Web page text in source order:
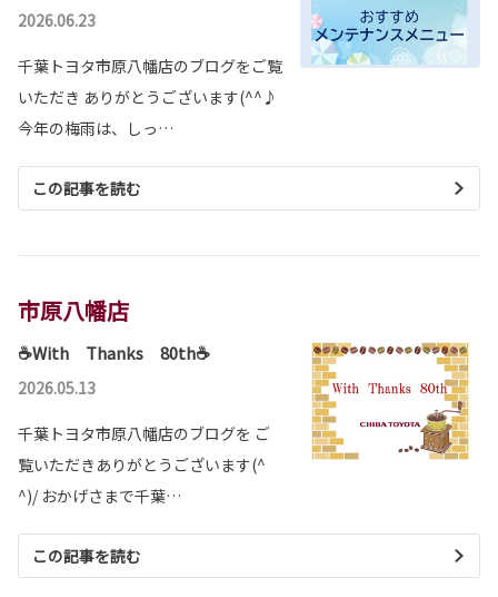
2026.06.23
千葉トヨタ市原八幡店のブログをご覧
いただき ありがとうございます(^^♪
今年の梅雨は、しっ…
この記事を読む
市原八幡店
☕With Thanks 80th☕
2026.05.13
千葉トヨタ市原八幡店のブログを ご
覧いただきありがとうございます(^
^)/ おかげさまで千葉…
この記事を読む